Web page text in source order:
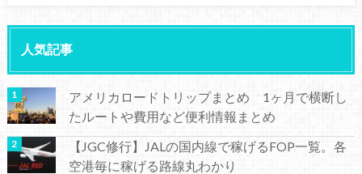
人気記事
アメリカロードトリップまとめ 1ヶ月で横断し
たルートや費用など便利情報まとめ
【JGC修行】JALの国内線で稼げるFOP一覧。各
空港毎に稼げる路線丸わかり